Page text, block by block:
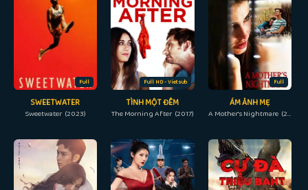
Full
SWEETWATER
Sweetwater (2023)
Full HD - Vietsub
TÌNH MỘT ĐÊM
The Morning After (2017)
Full
ÁM ẢNH MẸ
A Mother's Nightmare (2012)